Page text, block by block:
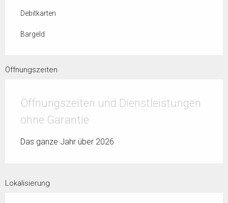
Debitkarten
Bargeld
Öffnungszeiten
Öffnungszeiten und Dienstleistungen
ohne Garantie
Das ganze Jahr über 2026
Lokalisierung